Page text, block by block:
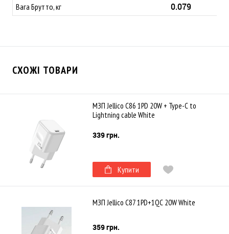
Вага Брутто, кг 0.079
СХОЖІ ТОВАРИ
МЗП Jellico C86 1PD 20W + Type-C to
Lightning cable White
339 грн.
Купити
МЗП Jellico C87 1PD+1QC 20W White
359 грн.